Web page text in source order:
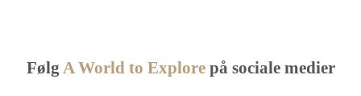
Følg A World to Explorepå sociale medier